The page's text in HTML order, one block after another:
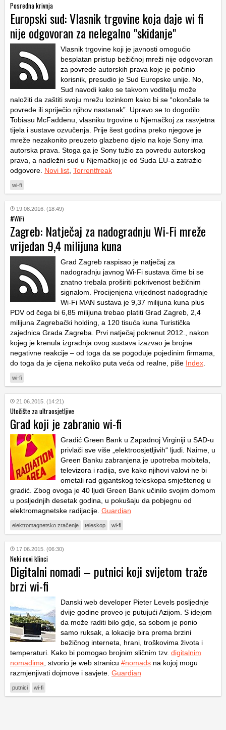
Posredna krivnja
Europski sud: Vlasnik trgovine koja daje wi fi
nije odgovoran za nelegalno "skidanje"
Vlasnik trgovine koji je javnosti omogućio
besplatan pristup bežičnoj mreži nije odgovoran
za povrede autorskih prava koje je počinio
korisnik, presudio je Sud Europske unije. No,
Sud navodi kako se takvom voditelju može
naložiti da zaštiti svoju mrežu lozinkom kako bi se “okončale te
povrede ili spriječio njihov nastanak”. Upravo se to dogodilo
Tobiasu McFaddenu, vlasniku trgovine u Njemačkoj za rasvjetna
tijela i sustave ozvučenja. Prije šest godina preko njegove je
mreže nezakonito preuzeto glazbeno djelo na koje Sony ima
autorska prava. Stoga ga je Sony tužio za povredu autorskog
prava, a nadležni sud u Njemačkoj je od Suda EU-a zatražio
odgovore. Novi list Torrentfreak
wi-fi
19.08.2016. (18:49)
#WiFi
Zagreb: Natječaj za nadogradnju Wi-Fi mreže
vrijedan 9,4 milijuna kuna
Grad Zagreb raspisao je natječaj za
nadogradnju javnog Wi-Fi sustava čime bi se
znatno trebala proširiti pokrivenost bežičnim
signalom. Procijenjena vrijednost nadogradnje
Wi-Fi MAN sustava je 9,37 milijuna kuna plus
PDV od čega bi 6,85 milijuna trebao platiti Grad Zagreb, 2,4
milijuna Zagrebački holding, a 120 tisuća kuna Turistička
zajednica Grada Zagreba. Prvi natječaj pokrenut 2012., nakon
kojeg je krenula izgradnja ovog sustava izazvao je brojne
negativne reakcije – od toga da se pogoduje pojedinim firmama,
do toga da je cijena nekoliko puta veća od realne, piše Index
wi-fi
21.06.2015. (14:21)
Utočište za ultraosjetljive
Grad koji je zabranio wi-fi
Gradić Green Bank u Zapadnoj Virginiji u SAD-u
privlači sve više „elektroosjetljivih“ ljudi. Naime, u
Green Banku zabranjena je upotreba mobitela,
televizora i radija, sve kako njihovi valovi ne bi
ometali rad gigantskog teleskopa smještenog u
gradić. Zbog ovoga je 40 ljudi Green Bank učinilo svojim domom
u posljednjih desetak godina, u pokušaju da pobjegnu od
elektromagnetske radijacije. Guardian
elektromagnetsko zračenje teleskop wi-fi
17.06.2015. (06:30)
Neki novi klinci
Digitalni nomadi – putnici koji svijetom traže
brzi wi-fi
Danski web developer Pieter Levels posljednje
dvije godine proveo je putujući Azijom. S idejom
da može raditi bilo gdje, sa sobom je ponio
samo ruksak, a lokacije bira prema brzini
bežičnog interneta, hrani, troškovima života i
temperaturi. Kako bi pomogao brojnim sličnim tzv. digitalnim
nomadima , stvorio je web stranicu #nomads na kojoj mogu
razmjenjivati dojmove i savjete. Guardian
putnici wi-fi